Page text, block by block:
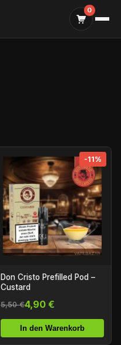
0
-11%
Don Cristo Prefilled Pod –
Custard
5,50 €4,90 €
In den Warenkorb